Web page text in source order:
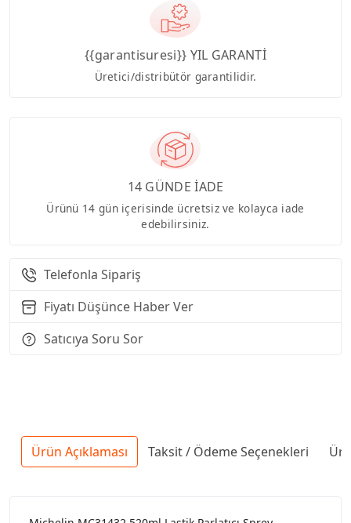
{{garantisuresi}} YIL GARANTİ
Üretici/distribütör garantilidir.
14 GÜNDE İADE
Ürünü 14 gün içerisinde ücretsiz ve kolayca iade
edebilirsiniz.
Telefonla Sipariş
Fiyatı Düşünce Haber Ver
Satıcıya Soru Sor
Ürün Açıklaması Taksit / Ödeme Seçenekleri